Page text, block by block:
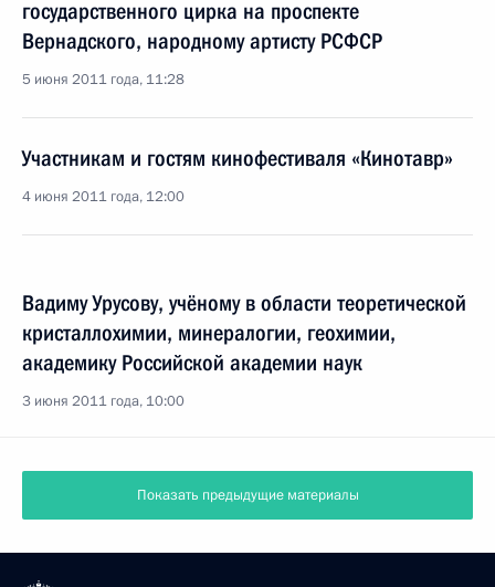
государственного цирка на проспекте
Вернадского, народному артисту РСФСР
5 июня 2011 года, 11:28
Участникам и гостям кинофестиваля «Кинотавр»
4 июня 2011 года, 12:00
Вадиму Урусову, учёному в области теоретической
кристаллохимии, минералогии, геохимии,
академику Российской академии наук
3 июня 2011 года, 10:00
Показать предыдущие материалы